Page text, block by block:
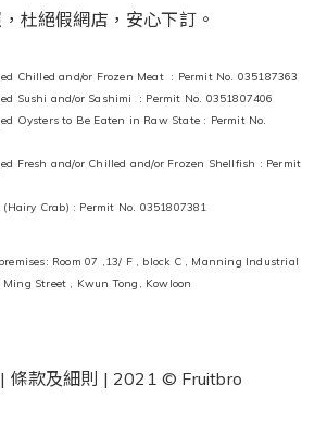
杜絕假網店，安心下訂。
Chilled and/or Frozen Meat : Permit No. 035187363
Sushi and/or Sashimi : Permit No. 0351807406
Oysters to Be Eaten in Raw State : Permit No.
Fresh and/or Chilled and/or Frozen Shellfish : Permit
Crab) : Permit No. 0351807381
Room 07 ,13/ F , block C , Manning Industrial
Street , Kwun Tong, Kowloon
條款及細則 | 2021 © Fruitbro